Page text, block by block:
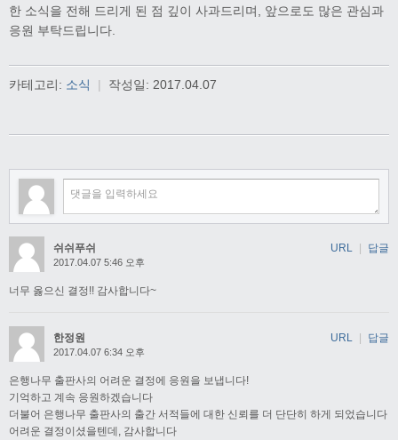
한 소식을 전해 드리게 된 점 깊이 사과드리며, 앞으로도 많은 관심과
응원 부탁드립니다.
카테고리: 소식 | 작성일: 2017.04.07
쉬쉬푸쉬
2017.04.07 5:46 오후
너무 옳으신 결정!! 감사합니다~
URL | 답글
한정원
2017.04.07 6:34 오후
은행나무 출판사의 어려운 결정에 응원을 보냅니다!
기억하고 계속 응원하겠습니다
더불어 은행나무 출판사의 출간 서적들에 대한 신뢰를 더 단단히 하게 되었습니다
어려운 결정이셨을텐데, 감사합니다
URL | 답글